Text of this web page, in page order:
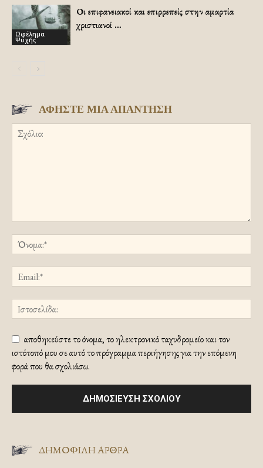
Ωφέλημα
Ψυχής
Οι επιφανειακοί και επιρρεπείς στην αμαρτία
χριστιανοί …
ΑΦΗΣΤΕ ΜΙΑ ΑΠΑΝΤΗΣΗ
αποθηκεύστε το όνομα, το ηλεκτρονικό ταχυδρομείο και τον
ιστότοπό μου σε αυτό το πρόγραμμα περιήγησης για την επόμενη
φορά που θα σχολιάσω.
ΔΗΜΟΦΙΛΗ ΑΡΘΡΑ